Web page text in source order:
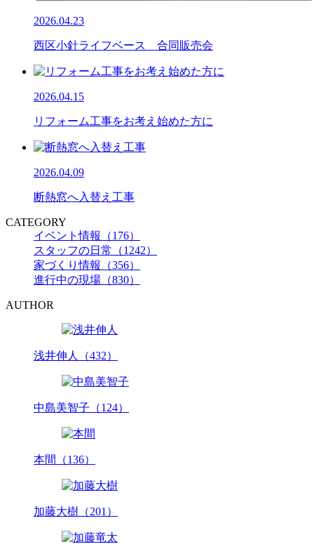
2026.04.23
西区小針ライフベース 合同販売会
2026.04.15
リフォーム工事をお考え始めた方に
2026.04.09
断熱窓へ入替え工事
CATEGORY
イベント情報（176）
スタッフの日常（1242）
家づくり情報（356）
進行中の現場（830）
AUTHOR
浅井伸人（432）
中島美智子（124）
本間（136）
加藤大樹（201）